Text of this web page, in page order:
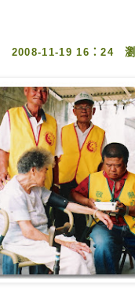
2008-11-19 16：24 瀏